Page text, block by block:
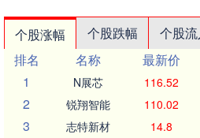
个股涨幅 个股跌幅 个股流
排名
名称 最新价
1
N展芯 116.52
2 锐翔智能 110.02
3 志特新材 14.8